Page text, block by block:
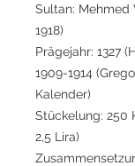
Sultan: Mehmed
1918)
Prägejahr: 1327
1909-1914
Kalender)
Stückelung: 250
2,5 Lira)